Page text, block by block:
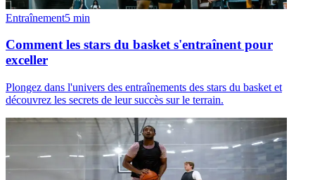
Entraînement5 min
Comment les stars du basket s'entraînent pour
exceller
Plongez dans l'univers des entraînements des stars du basket et
découvrez les secrets de leur succès sur le terrain.